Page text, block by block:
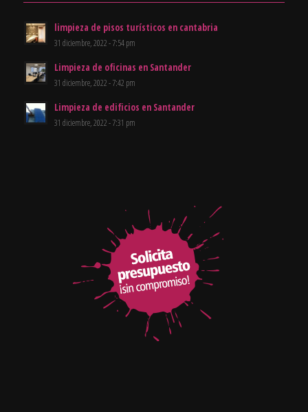
limpieza de pisos turísticos en cantabria
31 diciembre, 2022 - 7:54 pm
Limpieza de oficinas en Santander
31 diciembre, 2022 - 7:42 pm
Limpieza de edificios en Santander
31 diciembre, 2022 - 7:31 pm